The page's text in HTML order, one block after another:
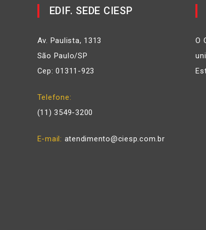
EDIF. SEDE CIESP
Av. Paulista, 1313
São Paulo/SP
Cep: 01311-923
Telefone
(11) 3549-3200
E-mail atendimento@ciesp.com.br
O